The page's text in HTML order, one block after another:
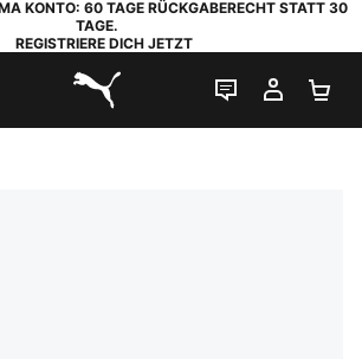
KONTO: 60 TAGE RÜCKGABERECHT STATT 30
TAGE.
REGISTRIERE DICH JETZT
PUMA.com
LIVE-CHAT
MEIN